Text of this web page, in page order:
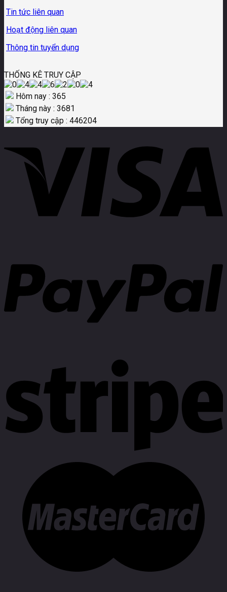
Tin tức liên quan
Hoạt động liên quan
Thông tin tuyển dụng
THỐNG KÊ TRUY CẬP
Hôm nay : 365
Tháng này : 3681
Tổng truy cập : 446204